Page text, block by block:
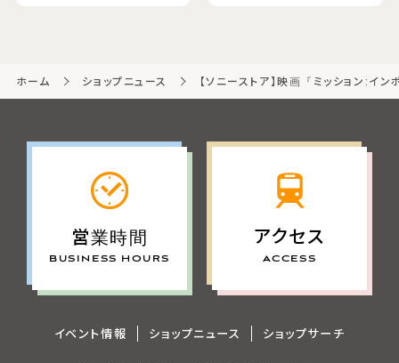
ホーム ショップニュース 【ソニーストア】映画『ミッション:イ
営業時間
BUSINESS HOURS
アクセス
ACCESS
イベント情報 ショップニュース ショップサーチ